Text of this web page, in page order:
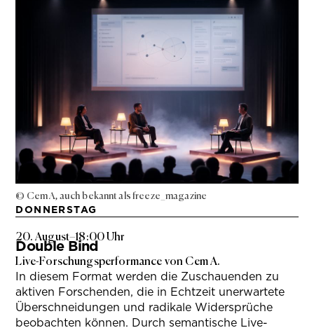
© Cem A, auch bekannt als freeze_magazine
DONNERSTAG
20. August–18:00 Uhr
Double Bind
Live-Forschungsperformance von Cem A.
In diesem Format werden die Zuschauenden zu
aktiven Forschenden, die in Echtzeit unerwartete
Überschneidungen und radikale Widersprüche
beobachten können. Durch semantische Live-